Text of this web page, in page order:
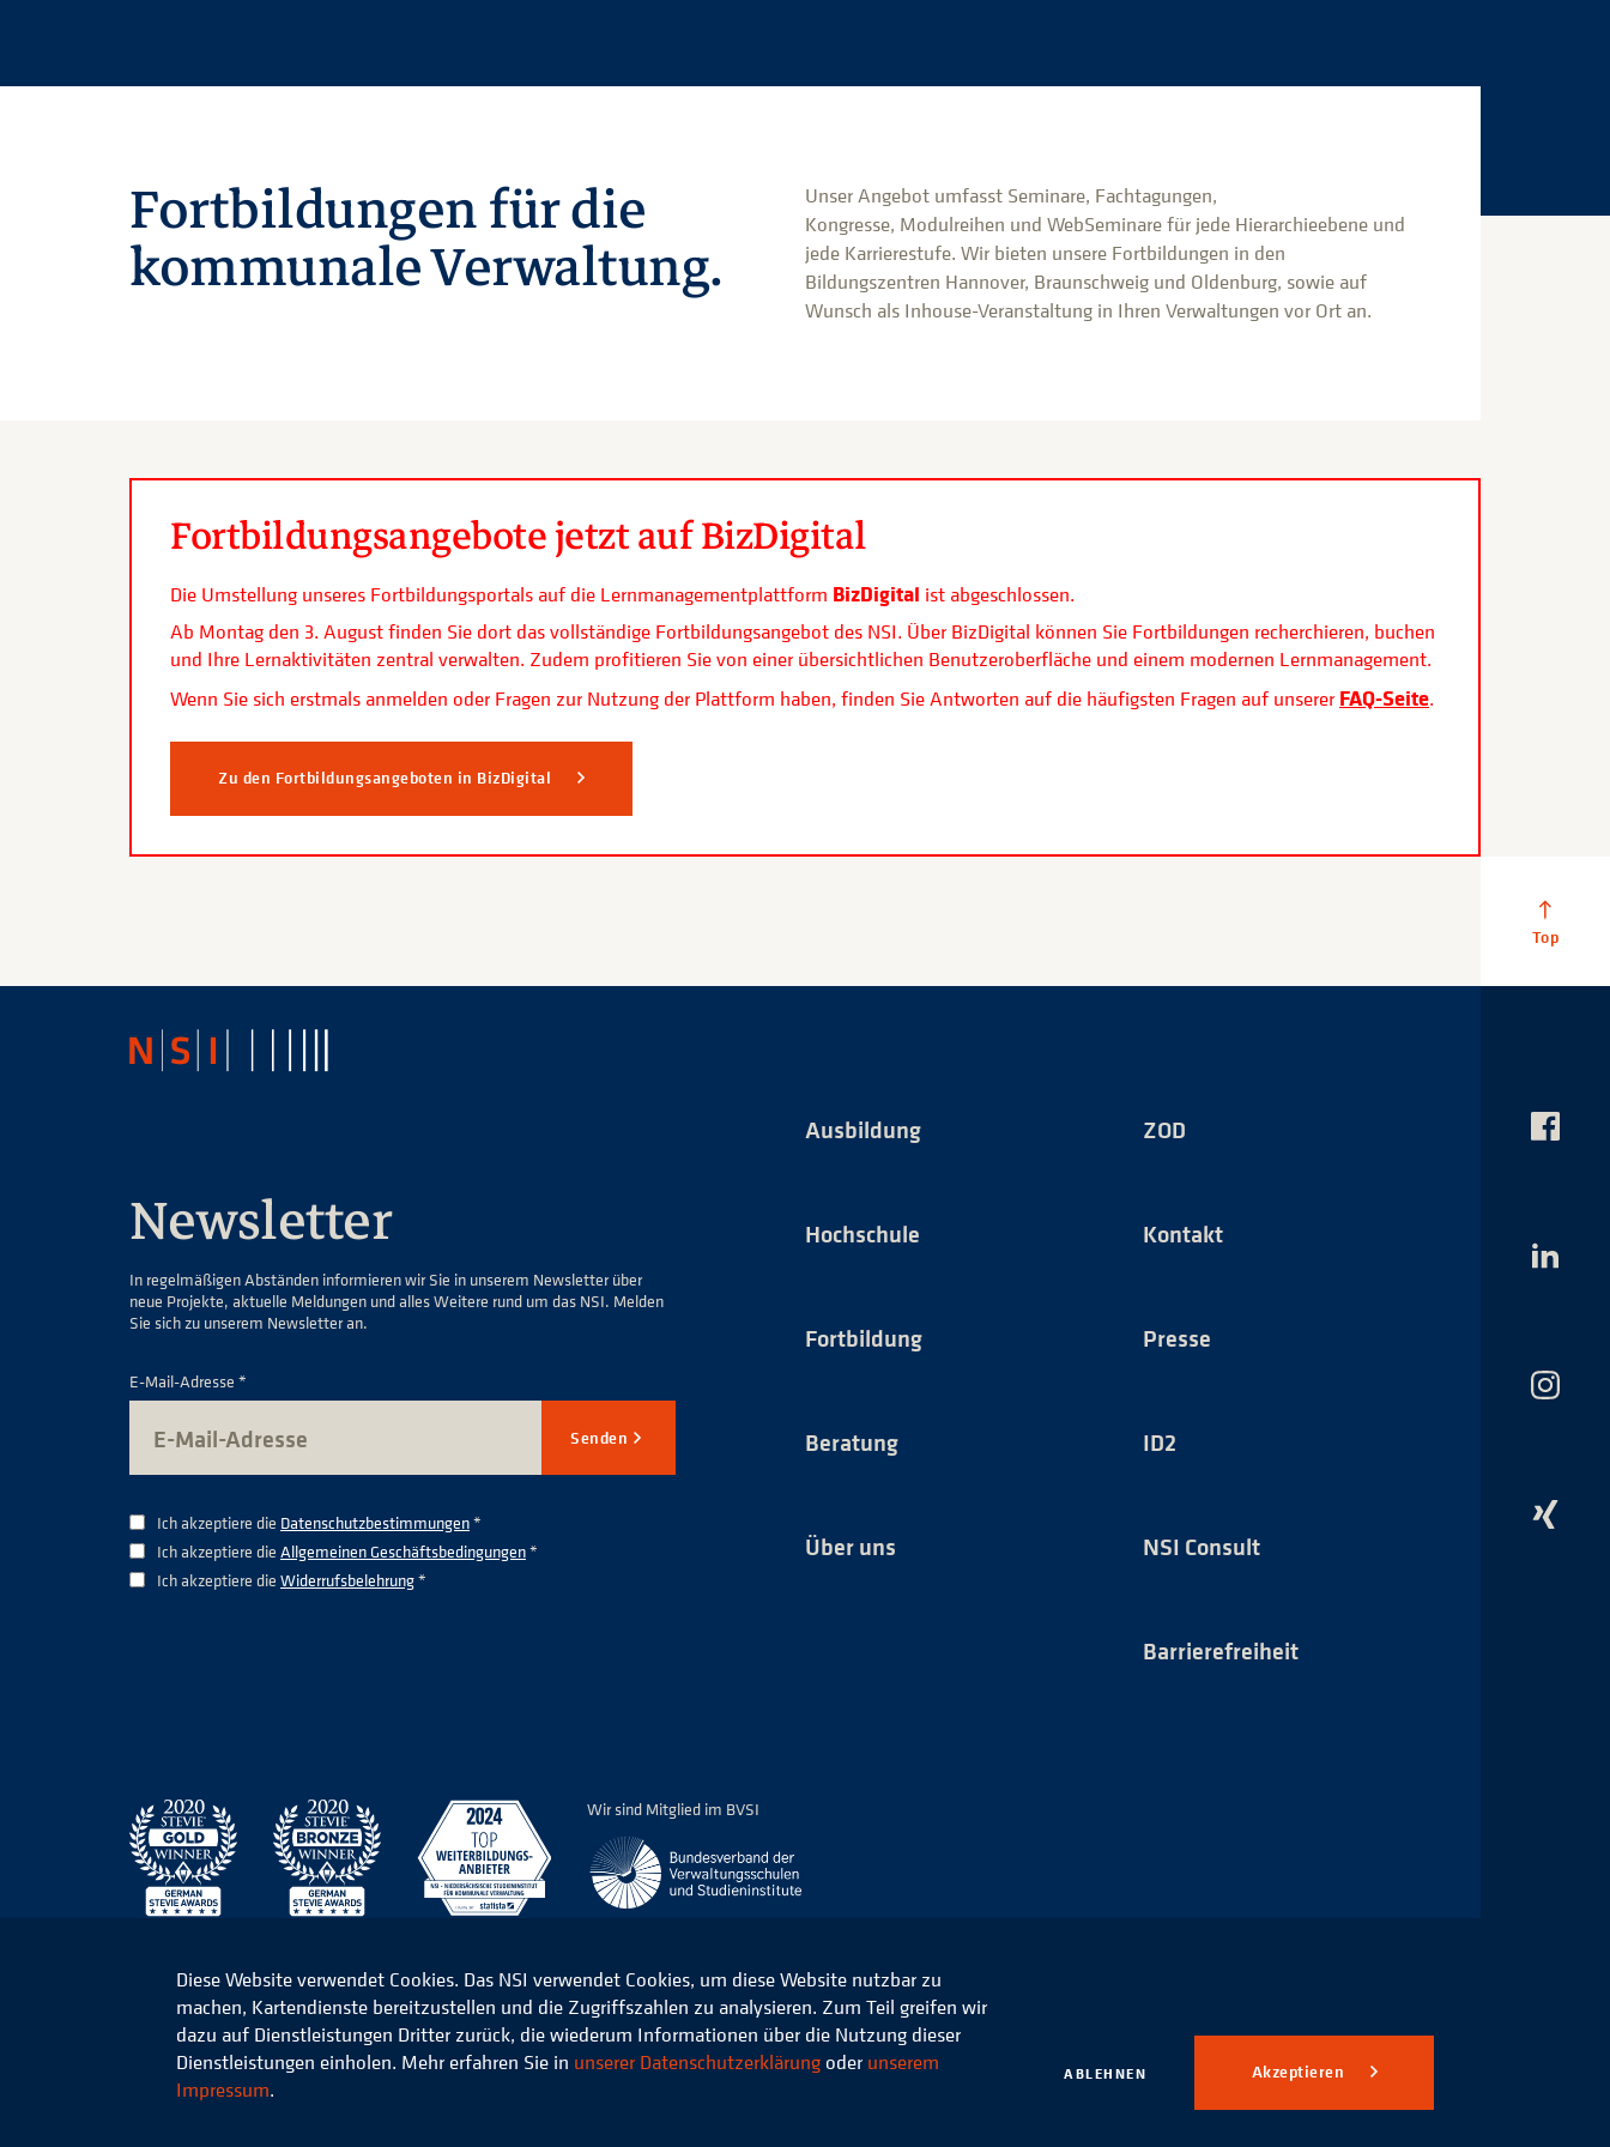
Fortbildungen für die
kommunale Verwaltung.
Unser Angebot umfasst Seminare, Fachtagungen,
Kongresse, Modulreihen und WebSeminare für jede Hierarchieebene und
jede Karrierestufe. Wir bieten unsere Fortbildungen in den
Bildungszentren Hannover, Braunschweig und Oldenburg, sowie auf
Wunsch als Inhouse-Veranstaltung in Ihren Verwaltungen vor Ort an.
Fortbildungsangebote jetzt auf BizDigital
Die Umstellung unseres Fortbildungsportals auf die Lernmanagementplattform BizDigital ist abgeschlossen.
Ab Montag den 3. August finden Sie dort das vollständige Fortbildungsangebot des NSI. Über BizDigital können Sie Fortbildungen recherchieren, buchen
und Ihre Lernaktivitäten zentral verwalten. Zudem profitieren Sie von einer übersichtlichen Benutzeroberfläche und einem modernen Lernmanagement.
Wenn Sie sich erstmals anmelden oder Fragen zur Nutzung der Plattform haben, finden Sie Antworten auf die häufigsten Fragen auf unserer FAQ-Seite.
Zu den Fortbildungsangeboten in BizDigital
Newsletter
In regelmäßigen Abständen informieren wir Sie in unserem Newsletter über
neue Projekte, aktuelle Meldungen und alles Weitere rund um das NSI. Melden
Sie sich zu unserem Newsletter an.
E-Mail-Adresse *
Senden
Ich akzeptiere die Datenschutzbestimmungen*
Ich akzeptiere die Allgemeinen Geschäftsbedingungen*
Ich akzeptiere die Widerrufsbelehrung*
Ausbildung
Hochschule
Fortbildung
Beratung
Über uns
ZOD
Kontakt
Presse
ID2
NSI Consult
Barrierefreiheit
Wir sind Mitglied im BVSI
Das
Das
Das
Das
© 2026 Niedersächsisches Studieninstitut für kommunale Verwaltung e.V. Datenschutz
Diese Website verwendet Cookies. Das NSI verwendet Cookies, um diese Website nutzbar zu
machen, Kartendienste bereitzustellen und die Zugriffszahlen zu analysieren. Zum Teil greifen wir
dazu auf Dienstleistungen Dritter zurück, die wiederum Informationen über die Nutzung dieser
Dienstleistungen einholen. Mehr erfahren Sie in unserer Datenschutzerklärung oder unserem
Impressum.
ABLEHNEN Akzeptieren